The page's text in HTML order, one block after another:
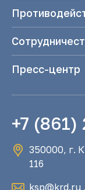
Пресс-центр
+7 (861)
350000, г.
116
ksp@krd.ru ,